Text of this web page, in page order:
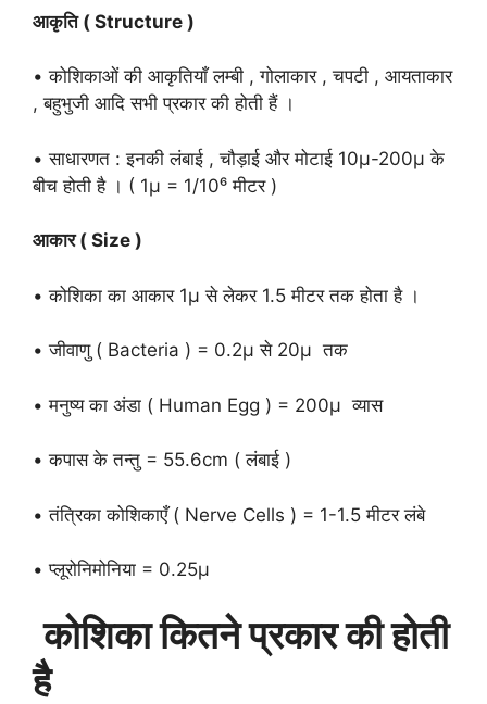
आकृति ( Structure )
• कोशिकाओं की आकृतियाँ लम्बी , गोलाकार , चपटी , आयताकार
, बहुभुजी आदि सभी प्रकार की होती हैं ।
• साधारणत : इनकी लंबाई , चौड़ाई और मोटाई 10μ-200μ के
बीच होती है । ( 1μ = 1/10⁶ मीटर )
आकार ( Size )
• कोशिका का आकार 1μ से लेकर 1.5 मीटर तक होता है ।
• जीवाणु ( Bacteria ) = 0.2μ से 20μ तक
• मनुष्य का अंडा ( Human Egg ) = 200μ व्यास
• कपास के तन्तु = 55.6cm ( लंबाई )
• तंत्रिका कोशिकाएँ ( Nerve Cells ) = 1-1.5 मीटर लंबे
• प्लूरोनिमोनिया = 0.25μ
कोशिका कितने प्रकार की होती
है